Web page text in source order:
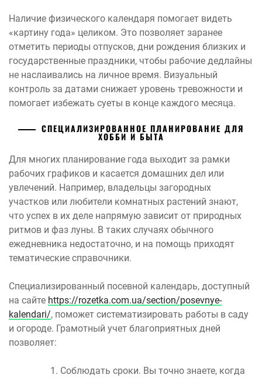
Наличие физического календаря помогает видеть
«картину года» целиком. Это позволяет заранее
отметить периоды отпусков, дни рождения близких и
государственные праздники, чтобы рабочие дедлайны
не наслаивались на личное время. Визуальный
контроль за датами снижает уровень тревожности и
помогает избежать суеты в конце каждого месяца.
СПЕЦИАЛИЗИРОВАННОЕ ПЛАНИРОВАНИЕ ДЛЯ
ХОББИ И БЫТА
Для многих планирование года выходит за рамки
рабочих графиков и касается домашних дел или
увлечений. Например, владельцы загородных
участков или любители комнатных растений знают,
что успех в их деле напрямую зависит от природных
ритмов и фаз луны. В таких случаях обычного
ежедневника недостаточно, и на помощь приходят
тематические справочники.
Специализированный посевной календарь, доступный
на сайте https://rozetka.com.ua/section/posevnye-
kalendari/, поможет систематизировать работы в саду
и огороде. Грамотный учет благоприятных дней
позволяет:
Соблюдать сроки. Вы точно знаете, когда